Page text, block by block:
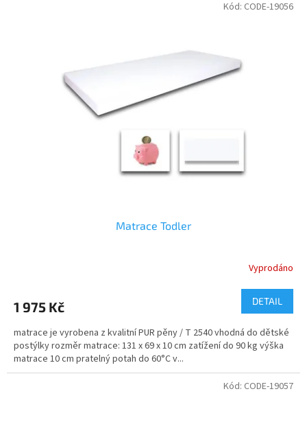
Matrace Todler
Vyprodáno
1 975 Kč DETAIL
matrace je vyrobena z kvalitní PUR pěny / T 2540 vhodná do dětské
postýlky rozměr matrace: 131 x 69 x 10 cm zatížení do 90 kg výška
matrace 10 cm pratelný potah do 60°C v...
Kód: CODE-19056
Kód: CODE-19057